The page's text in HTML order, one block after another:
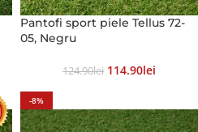
Pantofi sport piele Tellus 72-
05, Negru
124.90Lei 114.90Lei
-8%